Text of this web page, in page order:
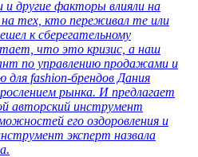
и другие факторы влияли на
на тех, кто переживал те или
к сберегательному
что это кризис, а наш
по управлению продажами и
для fashion-брендов Дания
рынка. И предлагает
авторский инструмент
его оздоровления и
эксперт назвала